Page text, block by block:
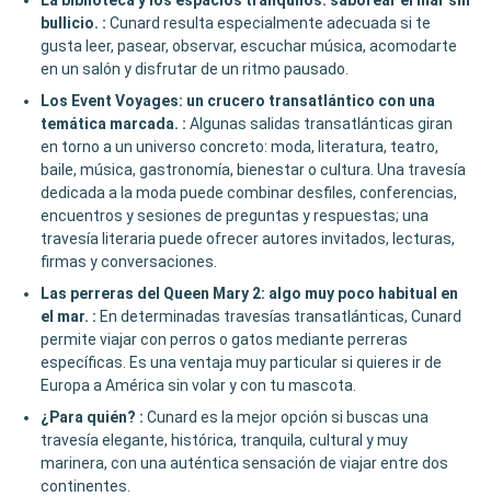
bullicio. : Cunard resulta especialmente adecuada si te
gusta leer, pasear, observar, escuchar música, acomodarte
en un salón y disfrutar de un ritmo pausado.
Los Event Voyages: un crucero transatlántico con una
temática marcada. : Algunas salidas transatlánticas giran
en torno a un universo concreto: moda, literatura, teatro,
baile, música, gastronomía, bienestar o cultura. Una travesía
dedicada a la moda puede combinar desfiles, conferencias,
encuentros y sesiones de preguntas y respuestas; una
travesía literaria puede ofrecer autores invitados, lecturas,
firmas y conversaciones.
Las perreras del Queen Mary 2: algo muy poco habitual en
el mar. : En determinadas travesías transatlánticas, Cunard
permite viajar con perros o gatos mediante perreras
específicas. Es una ventaja muy particular si quieres ir de
Europa a América sin volar y con tu mascota.
¿Para quién? : Cunard es la mejor opción si buscas una
travesía elegante, histórica, tranquila, cultural y muy
marinera, con una auténtica sensación de viajar entre dos
continentes.